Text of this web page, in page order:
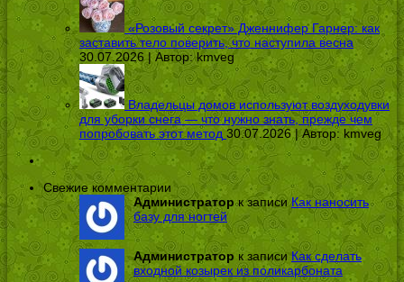
«Розовый секрет» Дженнифер Гарнер: как
заставить тело поверить, что наступила весна
30.07.2026 | Автор:kmveg
Владельцы домов используют воздуходувки
для уборки снега — что нужно знать, прежде чем
попробовать этот метод 30.07.2026 | Автор: kmveg
Свежие комментарии
Администраторк записиКак наносить
базу для ногтей
Администратор к записиКак сделать
входной козырек из поликарбоната